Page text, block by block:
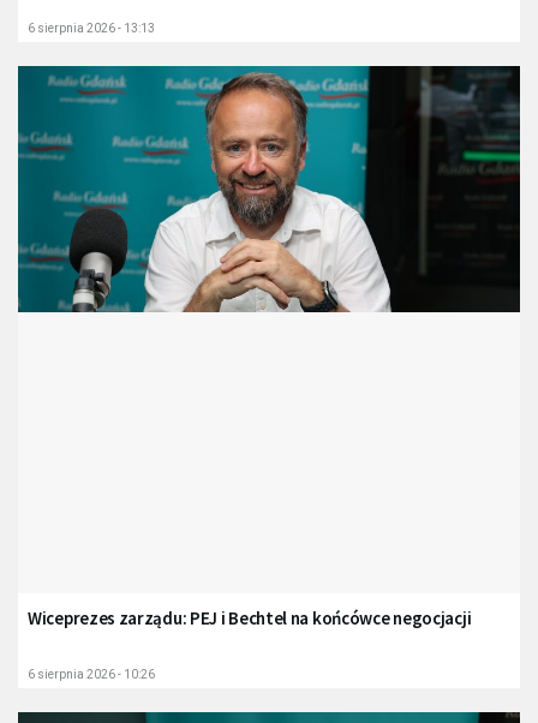
6 sierpnia 2026 - 13:13
Wiceprezes zarządu: PEJ i Bechtel na końcówce negocjacji
6 sierpnia 2026 - 10:26